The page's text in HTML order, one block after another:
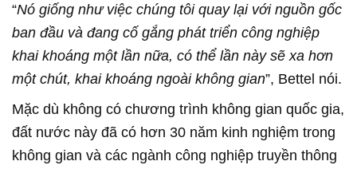
“Nó giống như việc chúng tôi quay lại với nguồn gốc
ban đầu và đang cố gắng phát triển công nghiệp
khai khoáng một lần nữa, có thể lần này sẽ xa hơn
một chút, khai khoáng ngoài không gian”, Bettel nói.
Mặc dù không có chương trình không gian quốc gia,
đất nước này đã có hơn 30 năm kinh nghiệm trong
không gian và các ngành công nghiệp truyền thông